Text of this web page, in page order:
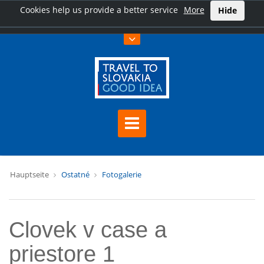
Cookies help us provide a better service More Hide
Hauptseite Ostatné Fotogalerie
Clovek v case a
priestore 1